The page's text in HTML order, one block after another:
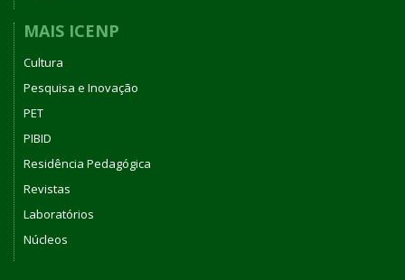
MAIS ICENP
Cultura
Pesquisa e Inovação
PET
PIBID
Residência Pedagógica
Revistas
Laboratórios
Núcleos